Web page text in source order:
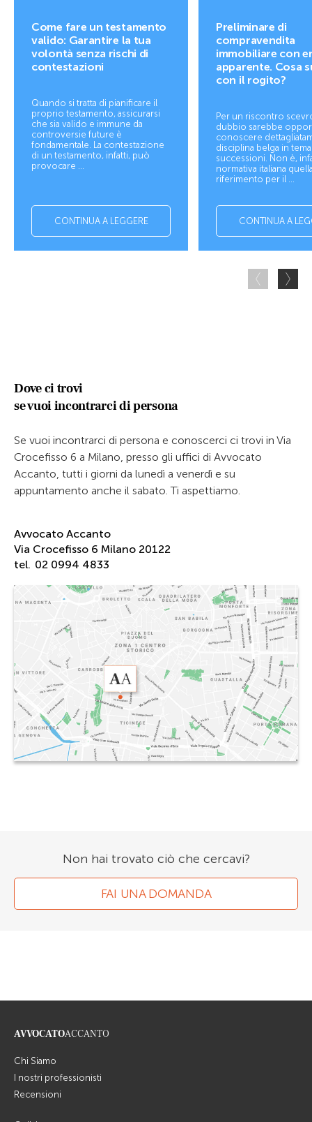
Come fare un testamento
valido: Garantire la tua
volontà senza rischi di
contestazioni
Quando si tratta di pianificare il
proprio testamento, assicurarsi
che sia valido e immune da
controversie future è
fondamentale. La contestazione
di un testamento, infatti, può
provocare ...
CONTINUA A LEGGERE
Preliminare di
compravendita
immobiliare con
apparente. Cosa
con il rogito?
Per un riscontro
dubbio sarebbe
conoscere
disciplina belga in
successioni. Non è,
normativa italiana
riferimento per il ...
CONTINUA A
Dove ci trovi
se vuoi incontrarci di persona
Se vuoi incontrarci di persona e conoscerci ci trovi in Via
Crocefisso 6 a Milano, presso gli uffici di Avvocato
Accanto, tutti i giorni da lunedì a venerdì e su
appuntamento anche il sabato. Ti aspettiamo.
Avvocato Accanto
Via Crocefisso 6 Milano 20122
tel. 02 0994 4833
Non hai trovato ciò che cercavi?
FAI UNA DOMANDA
AVVOCATOACCANTO
Chi Siamo
I nostri professionisti
Recensioni